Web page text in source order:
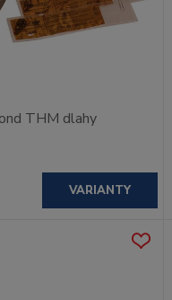
THM dlahy
VARIANTY